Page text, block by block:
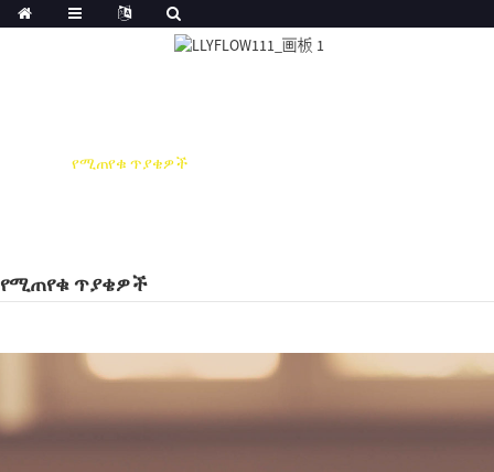
የሚጠየቁ ጥያቄዎች
የሚጠየቁ ጥያቄዎች